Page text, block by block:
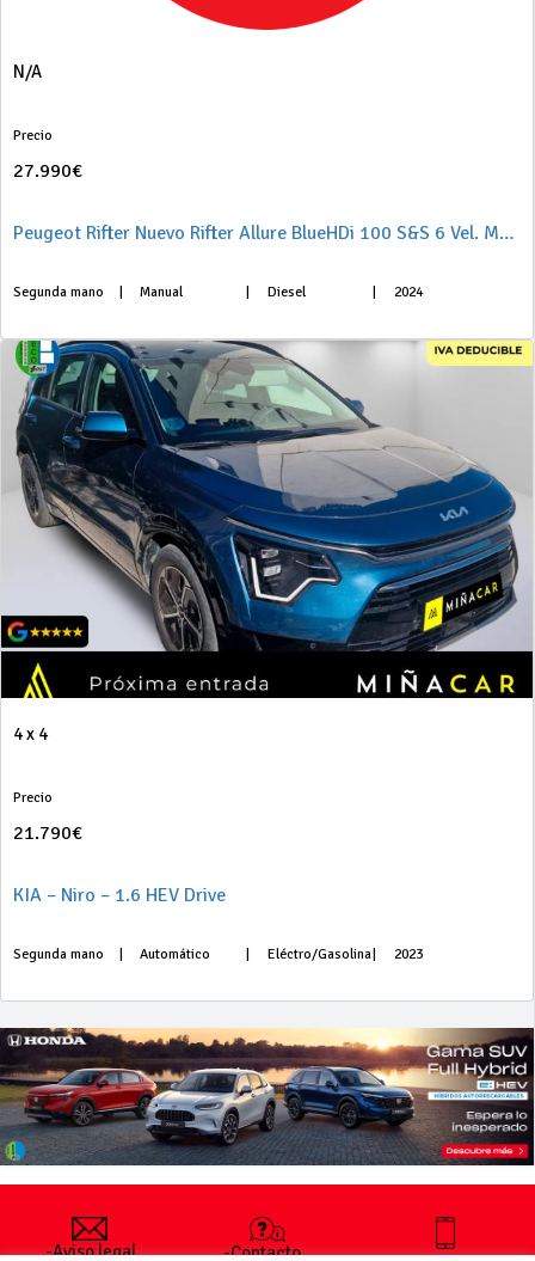
N/A
Precio
27.990€
Peugeot Rifter Nuevo Rifter Allure BlueHDi 100 S&S 6 Vel. MAN Standard
Segunda mano Manual Diesel 2024
4 x 4
Precio
21.790€
KIA – Niro – 1.6 HEV Drive
Segunda mano Automático Eléctro/Gasolina 2023
-Aviso legal -Contacto